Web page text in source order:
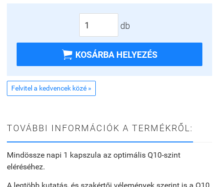
db
 KOSÁRBA HELYEZÉS
Felvitel a kedvencek közé »
TOVÁBBI INFORMÁCIÓK A TERMÉKRŐL:
Mindössze napi 1 kapszula az optimális Q10-szint
eléréséhez.
A legtöbb kutatás, és szakértői vélemények szerint is a Q10